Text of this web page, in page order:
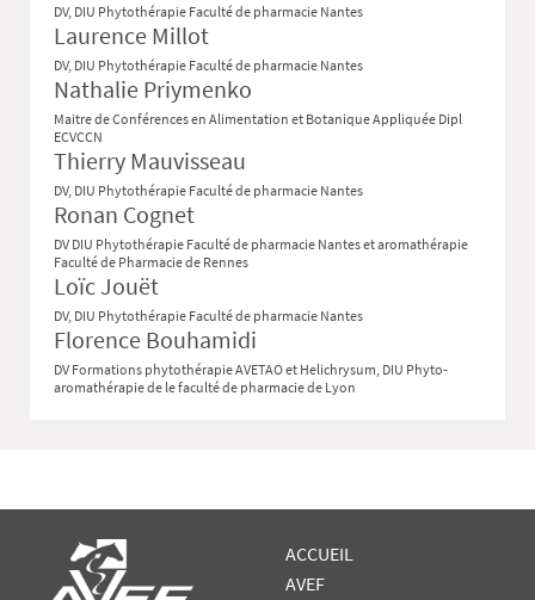
DV, DIU Phytothérapie Faculté de pharmacie Nantes
Laurence Millot
DV, DIU Phytothérapie Faculté de pharmacie Nantes
Nathalie Priymenko
Maitre de Conférences en Alimentation et Botanique Appliquée Dipl
ECVCCN
Thierry Mauvisseau
DV, DIU Phytothérapie Faculté de pharmacie Nantes
Ronan Cognet
DV DIU Phytothérapie Faculté de pharmacie Nantes et aromathérapie
Faculté de Pharmacie de Rennes
Loïc Jouët
DV, DIU Phytothérapie Faculté de pharmacie Nantes
Florence Bouhamidi
DV Formations phytothérapie AVETAO et Helichrysum, DIU Phyto-
aromathérapie de le faculté de pharmacie de Lyon
ACCUEIL
AVEF